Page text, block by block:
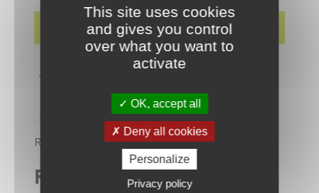
Détails du produit
Référence ZL-11429
Fiche technique
This site uses cookies
and gives you control
over what you want to
activate
OK, accept all
Deny all cookies
Personalize
Privacy policy